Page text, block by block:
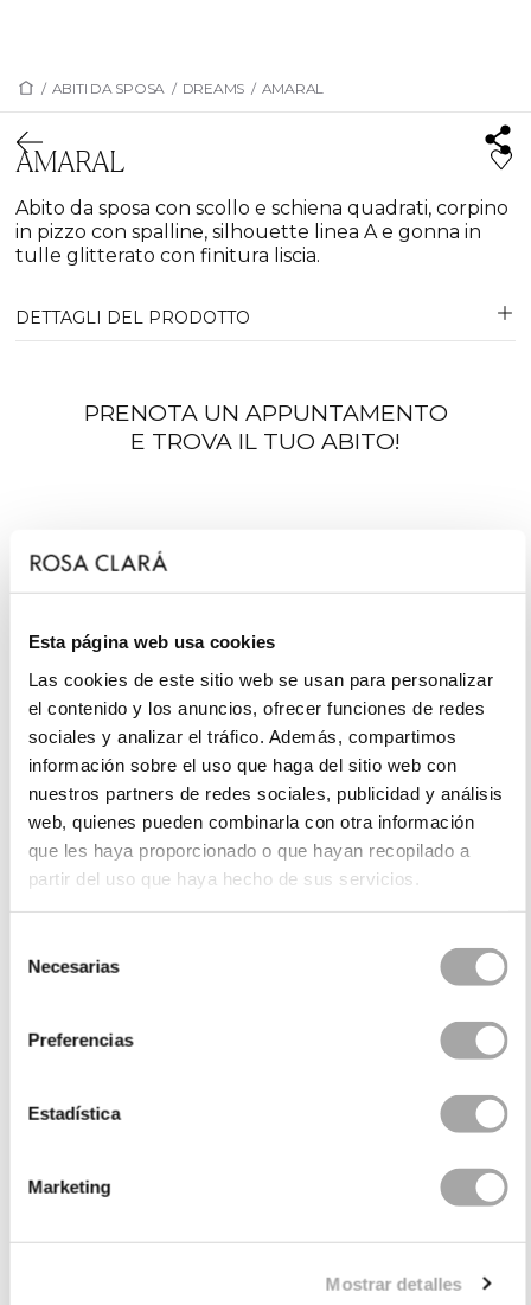
Esta página web usa cookies
Las cookies de este sitio web se usan para personalizar
el contenido y los anuncios, ofrecer funciones de redes
sociales y analizar el tráfico. Además, compartimos
información sobre el uso que haga del sitio web con
nuestros partners de redes sociales, publicidad y análisis
web, quienes pueden combinarla con otra información
que les haya proporcionado o que hayan recopilado a
partir del uso que haya hecho de sus servicios.
Necesarias
Preferencias
Estadística
Marketing
Mostrar detalles
/ ABITI DA SPOSA / DREAMS / AMARAL
AMARAL
Abito da sposa con scollo e schiena quadrati, corpino
in pizzo con spalline, silhouette linea A e gonna in
tulle glitterato con finitura liscia.
DETTAGLI DEL PRODOTTO
PRENOTA UN APPUNTAMENTO
E TROVA IL TUO ABITO!